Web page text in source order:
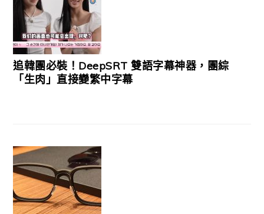
追韓團必裝！DeepSRT 雙語字幕神器，團綜
「生肉」直接變繁中字幕